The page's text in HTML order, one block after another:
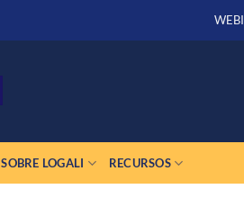
SOBRE LOGALI RECURSOS